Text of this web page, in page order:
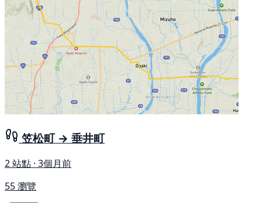
笠松町 → 垂井町
2 站點 · 3個月前
55 瀏覽